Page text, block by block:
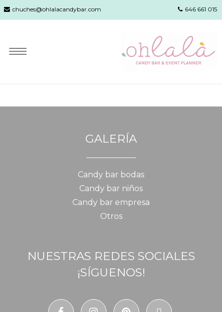
chuches@ohlalacandybar.com 646 661 015
GALERÍA
Candy bar bodas
Candy bar niños
Candy bar empresa
Otros
NUESTRAS REDES SOCIALES
¡SÍGUENOS!